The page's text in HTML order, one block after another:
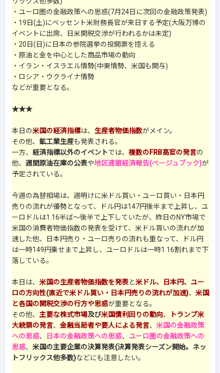
・ユーロ圏の金融政策への思惑(7月24日に次回の金融政策発表)
・19日(土)にベッセント米財務長官が来日する予定(大阪万博の
イベントに出席、日米関税交渉が行われるかは未定)
・20日(日)に日本の参院選挙の投開票を控える
・原油と金を中心とした商品市場の動向
・イラン・イスラエル情勢(中東情勢、米国も関与)
・ロシア・ウクライナ情勢
などが重要となる。
★★★
本日の米国の経済指標は、 生産者物価指数がメイン。
その他、 鉱工業生産も発表される。
一方、 経済指標以外のイベントでは、 複数のFRB高官の発言の
他、 週間原油在庫の公表や地区連銀経済報告(ベージュブック)が
予定されている。
今週の為替相場は、週明けに米ドル買い・ユーロ買い・日本円
売りの流れが優勢となって、ドル円は147円後半まで上昇し、ユ
ーロドルは1.16半ば～後半で上下していたが、昨日のNY市場で
米国の消費者物価指数の発表を受けて、米ドル買いの流れが加
速した他、日本円売り・ユーロ売りの流れも重なって、ドル円
は一時149円乗せまで上昇し、ユーロドルは一時1.16割れまで下
落している。
本日は、 米国の生産者物価指数を発表と米ドル、日本円、ユー
ロの方向性(直近で米ドル買い・日本円売りの流れが加速)、 米国
と各国の関税交渉の行方や思惑が重要となる。
その他、 主要な株式市場及び米国債利回りの動向、
トランプ米
大統領の発言、 金融当局者や要人による発言、 米国の金融政策
への思惑、 日本の金融政策への思惑、 ユーロ圏の金融政策への
思惑、 米国の主要企業の決算発表(決算発表シーズン開始。ネッ
トフリックス他多数)などにも注意したい。